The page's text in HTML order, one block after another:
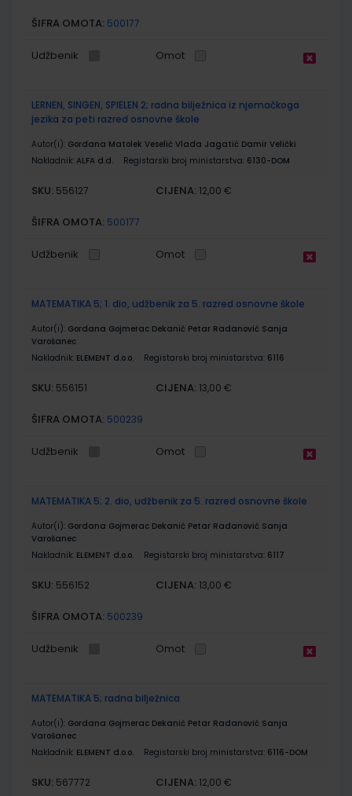
ŠIFRA OMOTA: 500177
Udžbenik Omot
LERNEN, SINGEN, SPIELEN 2; radna bilježnica iz njemačkoga
jezika za peti razred osnovne škole
Autor(i): Gordana Matolek Veselić Vlada Jagatić Damir Velički
Nakladnik: ALFA d.d. Registarski broj ministarstva: 6130-DOM
SKU: 556127 CIJENA: 12,00 €
ŠIFRA OMOTA: 500177
Udžbenik Omot
MATEMATIKA 5; 1. dio, udžbenik za 5. razred osnovne škole
Autor(i): Gordana Gojmerac Dekanić Petar Radanović Sanja
Varošanec
Nakladnik: ELEMENT d.o.o. Registarski broj ministarstva: 6116
SKU: 556151 CIJENA: 13,00 €
ŠIFRA OMOTA: 500239
Udžbenik Omot
MATEMATIKA 5; 2. dio, udžbenik za 5. razred osnovne škole
Autor(i): Gordana Gojmerac Dekanić Petar Radanović Sanja
Varošanec
Nakladnik: ELEMENT d.o.o. Registarski broj ministarstva: 6117
SKU: 556152 CIJENA: 13,00 €
ŠIFRA OMOTA: 500239
Udžbenik Omot
MATEMATIKA 5; radna bilježnica
Autor(i): Gordana Gojmerac Dekanić Petar Radanović Sanja
Varošanec
Nakladnik: ELEMENT d.o.o. Registarski broj ministarstva: 6116-DOM
SKU: 567772 CIJENA: 12,00 €